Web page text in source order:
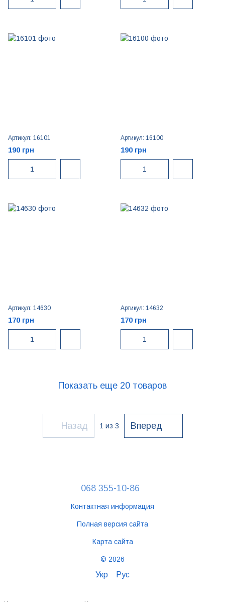
Артикул: 16101
190 грн
Артикул: 16100
190 грн
Артикул: 14630
170 грн
Артикул: 14632
170 грн
Показать еще 20 товаров
Назад 1 из 3 Вперед
068 355-10-86
Контактная информация
Полная версия сайта
Карта сайта
© 2026
Укр Рус